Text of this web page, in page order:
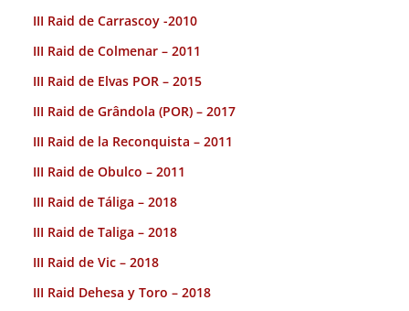
III Raid de Carrascoy -2010
III Raid de Colmenar – 2011
III Raid de Elvas POR – 2015
III Raid de Grândola (POR) – 2017
III Raid de la Reconquista – 2011
III Raid de Obulco – 2011
III Raid de Táliga – 2018
III Raid de Taliga – 2018
III Raid de Vic – 2018
III Raid Dehesa y Toro – 2018